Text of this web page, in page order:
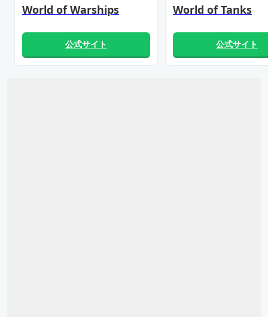
World of Warships
公式サイト
World of Tanks
公式サイト